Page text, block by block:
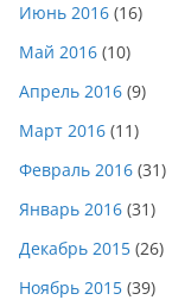
Июнь 2016 (16)
Май 2016 (10)
Апрель 2016 (9)
Март 2016 (11)
Февраль 2016 (31)
Январь 2016 (31)
Декабрь 2015 (26)
Ноябрь 2015 (39)